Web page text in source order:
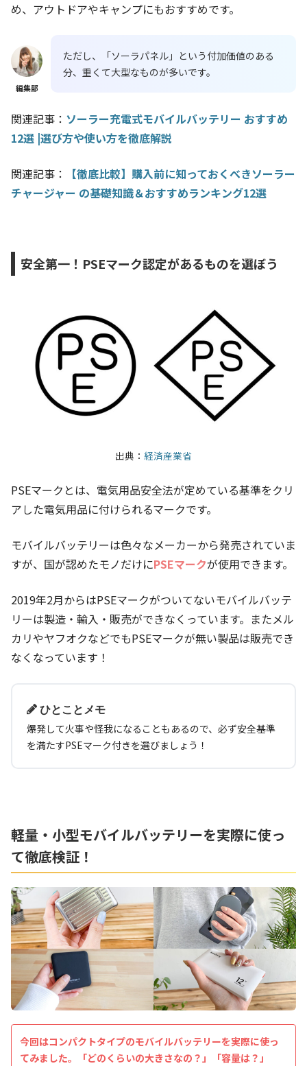
め、アウトドアやキャンプにもおすすめです。
編集部
ただし、「ソーラパネル」という付加価値のある
分、重くて大型なものが多いです。
関連記事： ソーラー充電式モバイルバッテリー おすすめ
12選 |選び方や使い方を徹底解説
関連記事：
【徹底比較】購入前に知っておくべきソーラー
チャージャー の基礎知識＆おすすめランキング12選
安全第一！PSEマーク認定があるものを選ぼう
出典： 経済産業省
PSEマークとは、電気用品安全法が定めている基準をクリ
アした電気用品に付けられるマークです。
モバイルバッテリーは色々なメーカーから発売されていま
すが、国が認めたモノだけにPSEマークが使用できます。
2019年2月からはPSEマークがついてないモバイルバッテ
リーは製造・輸入・販売ができなくっています。またメル
カリやヤフオクなどでもPSEマークが無い製品は販売でき
なくなっています！
ひとことメモ
爆発して火事や怪我になることもあるので、必ず安全基準
を満たすPSEマーク付きを選びましょう！
軽量・小型モバイルバッテリーを実際に使っ
て徹底検証！
今回はコンパクトタイプのモバイルバッテリーを実際に使っ
てみました。「どのくらいの大きさなの？」「容量は？」